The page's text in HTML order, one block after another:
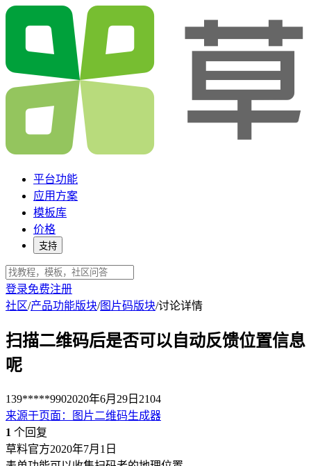
平台功能
应用方案
模板库
价格
支持
登录免费注册
社区/产品功能版块/图片码版块/讨论详情
扫描二维码后是否可以自动反馈位置信息
呢
139*****9902020年6月29日 2104
来源于页面 ：
图片二维码生成器
1 个回复
草料官方2020年7月1日